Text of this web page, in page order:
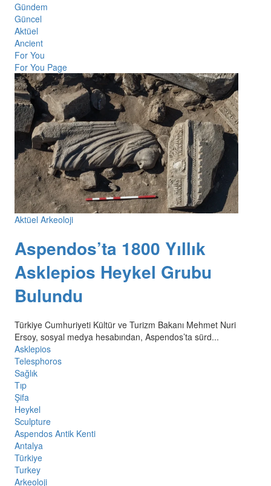
Gündem
Güncel
Aktüel
Ancient
For You
For You Page
Aktüel Arkeoloji
Aspendos’ta 1800 Yıllık
Asklepios Heykel Grubu
Bulundu
Türkiye Cumhuriyeti Kültür ve Turizm Bakanı Mehmet Nuri
Ersoy, sosyal medya hesabından, Aspendos’ta sürd...
Asklepios
Telesphoros
Sağlık
Tıp
Şifa
Heykel
Sculpture
Aspendos Antik Kenti
Antalya
Türkiye
Turkey
Arkeoloji